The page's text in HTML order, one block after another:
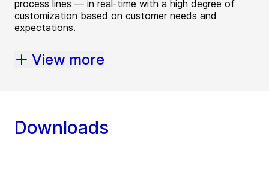
process lines — in real-time with a high degree of
customization based on customer needs and
expectations.
View more
Downloads